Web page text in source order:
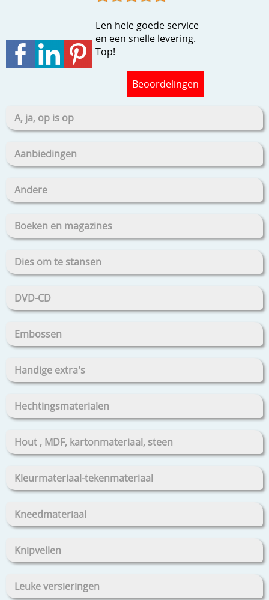
Template, mask, stencils, grids
Wat nog, een creatief kijkje
Een hele goede service
en een snelle levering.
Top!
Beoordelingen
A, ja, op is op
Aanbiedingen
Andere
Boeken en magazines
Dies om te stansen
DVD-CD
Embossen
Handige extra's
Hechtingsmaterialen
Hout , MDF, kartonmateriaal, steen
Kleurmateriaal-tekenmateriaal
Kneedmateriaal
Knipvellen
Leuke versieringen